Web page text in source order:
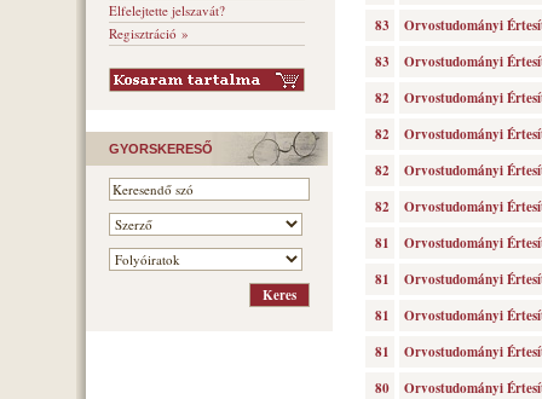
Elfelejtette jelszavát?
Regisztráció »
GYORSKERESŐ
83
Orvostudományi
83
Orvostudományi
82
Orvostudományi
82
Orvostudományi
82
Orvostudományi
82
Orvostudományi
81
Orvostudományi
81
Orvostudományi
81
Orvostudományi
81
Orvostudományi
80
Orvostudományi